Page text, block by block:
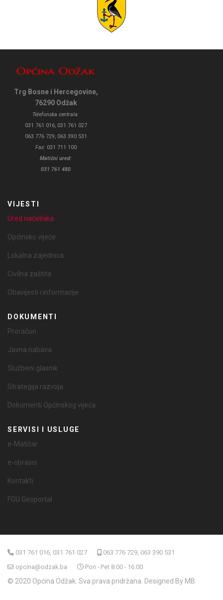
Trg Bosne i Hercegovine,
76290 Odžak
Telefonska centrala:
031 761 016, 031 761 027
063 776 729, 063 390 531
Fax: 031 711 100
Matični ured:
031 761 480
VIJESTI
Ured načelnika
Općinsko vijeće
Lokalna zajednica
Civilna zaštita
Obavijesti i informacije
DOKUMENTI
Proračun
Javna nabava
Službeni glasnik
Strategija razvoja
Dokumenti Općinskog vijeća
SERVISI I USLUGE
e-Matičar
e-obrasci
Kontakti
FGU Geoportal
031 761 016, 031 761 027
063 776 729, 063 390 531
opcina@odzak.ba
Pon - Pet 8:00 - 16:00
© 2020 Općina Odžak. Sva prava pridržana. Designed By MB